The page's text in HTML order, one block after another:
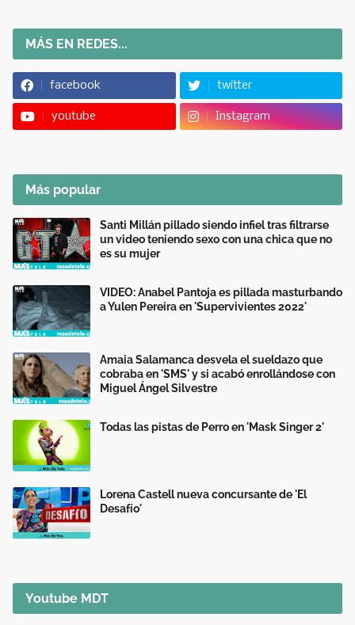
MÁS EN REDES...
facebook twitter
youtube Instagram
Más popular
Santi Millán pillado siendo infiel tras filtrarse
un video teniendo sexo con una chica que no
es su mujer
VIDEO: Anabel Pantoja es pillada masturbando
a Yulen Pereira en 'Supervivientes 2022'
Amaia Salamanca desvela el sueldazo que
cobraba en 'SMS' y si acabó enrollándose con
Miguel Ángel Silvestre
Todas las pistas de Perro en 'Mask Singer 2'
Lorena Castell nueva concursante de 'El
Desafío'
Youtube MDT